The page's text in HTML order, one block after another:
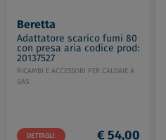
Beretta
Adattatore scarico fumi 80
con presa aria codice prod:
20137527
RICAMBI E ACCESSORI PER CALDAIE A
GAS
DETTAGLI € 54,00